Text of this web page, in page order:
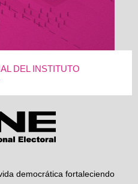
DEL INSTITUTO
democrática fortaleciendo